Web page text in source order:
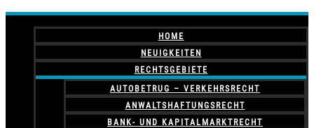
HOME
NEUIGKEITEN
RECHTSGEBIETE
AUTOBETRUG – VERKEHRSRECHT
ANWALTSHAFTUNGSRECHT
BANK- UND KAPITALMARKTRECHT